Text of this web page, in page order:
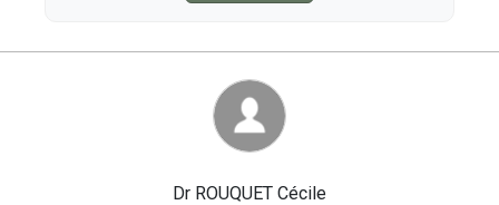
Dr ROUQUET Cécile